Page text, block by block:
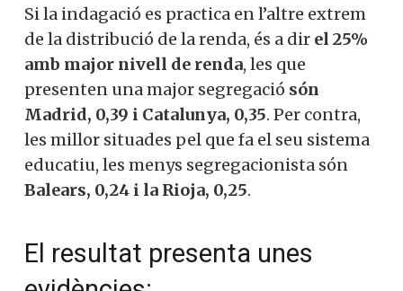
tres, amb 0,22.
Si la indagació es practica en l’altre
extrem de la distribució de la renda, és a
dir
el 25% amb major nivell de renda
, les
que presenten una major segregació són
Madrid, 0,39 i Catalunya, 0,35
. Per contra,
les millor situades pel que fa el seu
sistema educatiu, les menys
Rioja, 0,25.